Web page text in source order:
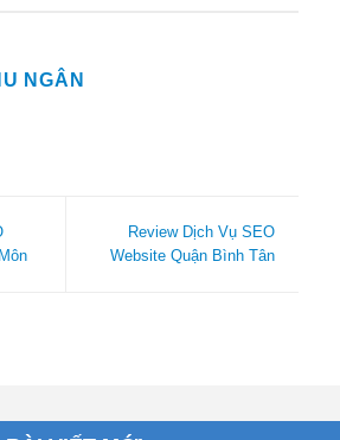
NGÂN
Review Dịch Vụ SEO
Website Quận Bình Tân